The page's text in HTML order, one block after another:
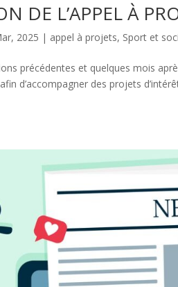
DE L’APPEL À
2025 | appel à projets, Sport et
précédentes et quelques mois
d’accompagner des projets